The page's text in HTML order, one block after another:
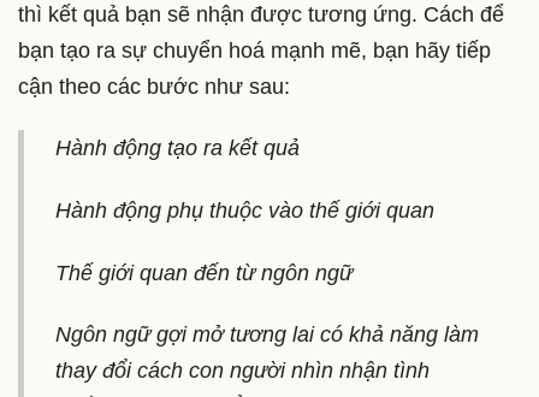
thì kết quả bạn sẽ nhận được tương ứng. Cách để
bạn tạo ra sự chuyển hoá mạnh mẽ, bạn hãy tiếp
cận theo các bước như sau:
Hành động tạo ra kết quả
Hành động phụ thuộc vào thế giới quan
Thế giới quan đến từ ngôn ngữ
Ngôn ngữ gợi mở tương lai có khả năng làm
thay đổi cách con người nhìn nhận tình